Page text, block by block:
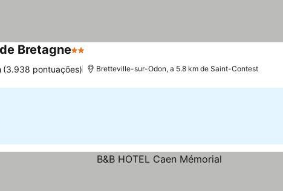
Bretagne2 Estrelas
(3.938 pontuações) Bretteville-sur-Odon, a 5.8 km de Saint-Contest